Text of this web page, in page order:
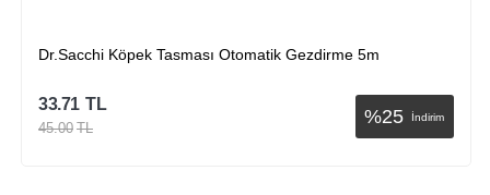
Dr.Sacchi Köpek Tasması Otomatik Gezdirme 5m
%25 İndirim
33.71 TL
45.00 TL